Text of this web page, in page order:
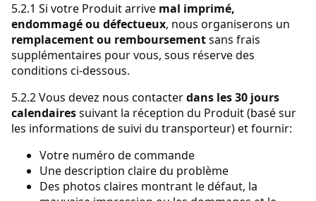
5.2.1 Si votre Produit arrive mal imprimé,
endommagé ou défectueux, nous organiserons un
remplacement ou remboursementsans frais
supplémentaires pour vous, sous réserve des
conditions ci-dessous.
5.2.2 Vous devez nous contacterdans les 30 jours
calendairessuivant la réception du Produit (basé sur
les informations de suivi du transporteur) et fournir:
Votre numéro de commande
Une description claire du problème
Des photos claires montrant le défaut, la